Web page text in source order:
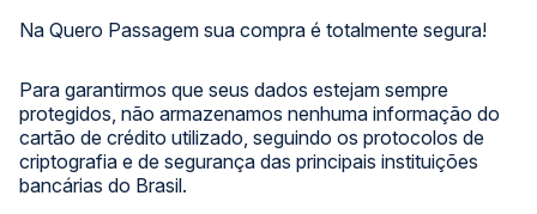
Na Quero Passagem sua compra é totalmente segura!
Para garantirmos que seus dados estejam sempre
protegidos, não armazenamos nenhuma informação do
cartão de crédito utilizado, seguindo os protocolos de
criptografia e de segurança das principais instituições
bancárias do Brasil.